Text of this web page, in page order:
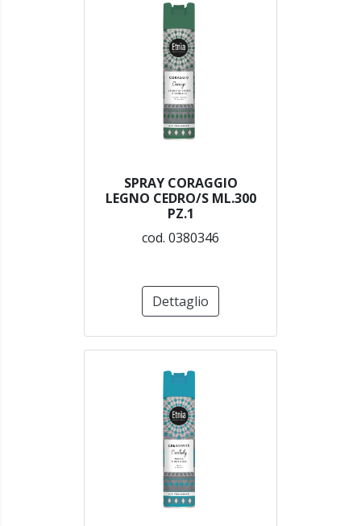
SPRAY CORAGGIO
LEGNO CEDRO/S ML.300
PZ.1
cod. 0380346
Dettaglio